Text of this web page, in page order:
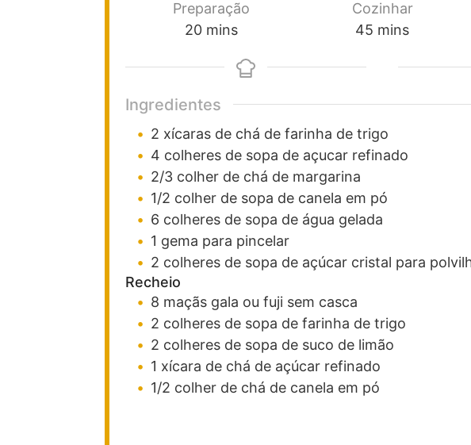
Preparação
20 mins
Cozinhar
45 mins
Ingredientes
2 xícaras de chá de farinha de trigo
4 colheres de sopa de açucar refinado
2/3 colher de chá de margarina
1/2 colher de sopa de canela em pó
6 colheres de sopa de água gelada
1 gema para pincelar
2 colheres de sopa de açúcar cristal para
Recheio
8 maçãs gala ou fuji sem casca
2 colheres de sopa de farinha de trigo
2 colheres de sopa de suco de limão
1 xícara de chá de açúcar refinado
1/2 colher de chá de canela em pó